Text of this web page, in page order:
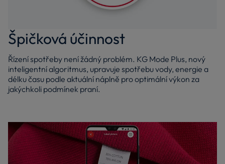
Špičková účinnost
Řízení spotřeby není žádný problém. KG Mode Plus, nový
inteligentní algoritmus, upravuje spotřebu vody, energie a
délku času podle aktuální náplně pro optimální výkon za
jakýchkoli podmínek praní.